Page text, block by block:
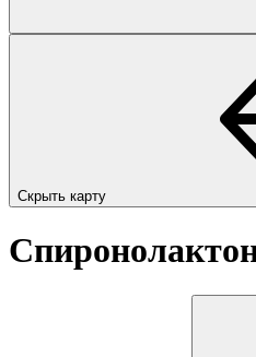
Скрыть карту